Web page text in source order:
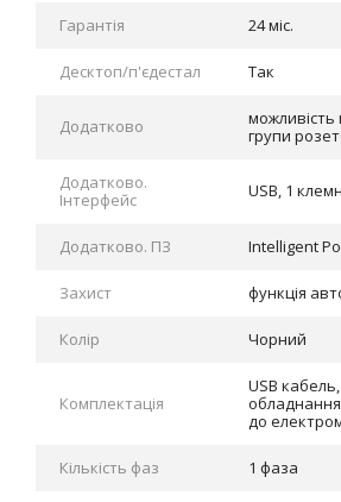
Гарантія 24 міс.
Десктоп/п'єдестал Так
Додатково
групи
Додатково.
Інтерфейс
USB, 1
Додатково. ПЗ Intelligent
Захист функція
Колір Чорний
Комплектація
USB
до
Кількість фаз 1 фаза